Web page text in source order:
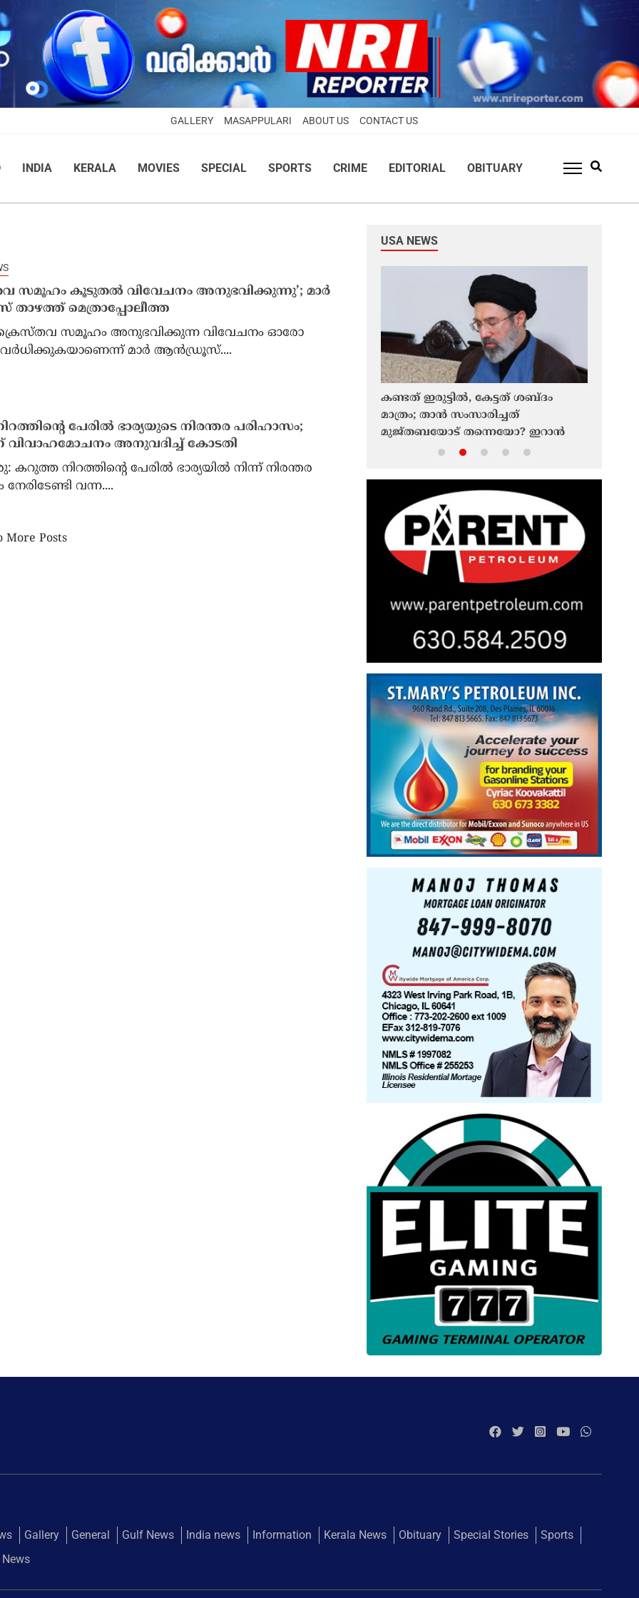
GALLERY MASAPPULARI ABOUT US CONTACT US
INDIA KERALA MOVIES SPECIAL SPORTS CRIME EDITORIAL OBITUARY
സമൂഹം കൂടുതൽ വിവേചനം അനുഭവിക്കുന്നു’; മാർ
മെത്രാപ്പോലീത്ത
സമൂഹം അനുഭവിക്കുന്ന വിവേചനം ഓരോ
മാർ ആൻഡ്രൂസ്....
പേരില്‍ ഭാര്യയുടെ നിരന്തര പരിഹാസം;
വിവാഹമോചനം അനുവദിച്ച് കോടതി
നിറത്തിന്റെ പേരില്‍ ഭാര്യയില്‍ നിന്ന് നിരന്തര
വന്ന....
More Posts
USA NEWS
കണിയോടിക്കലിന് ഫോമാ
എക്സലൻസ് അവാർഡ്’
ജലസംഭരണിയായ ‘ലേക്ക് മീഡ്’
ചരിത്രത്തിലെ ഏറ്റവും താഴ്ന്ന
നിലയിൽ
കണ്ടത് ഇരുട്ടിൽ, കേട്ടത് ശബ്ദം
മാത്രം; താൻ സംസാരിച്ചത്
മുജ്തബയോട് തന്നെയോ? ഇറാൻ
പ്രസിഡൻ്റിനും സംശയം
Gallery General Gulf News India news Information Kerala News Obituary Special Stories
Sports